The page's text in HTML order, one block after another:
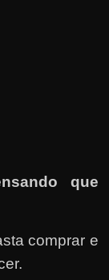
que
comprar e